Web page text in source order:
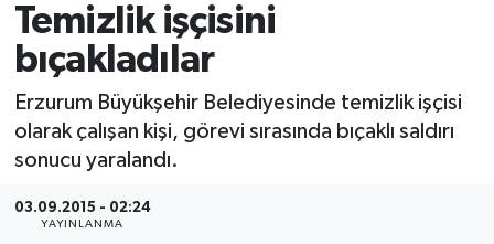
Temizlik işçisini
bıçakladılar
Erzurum Büyükşehir Belediyesinde temizlik işçisi
olarak çalışan kişi, görevi sırasında bıçaklı saldırı
sonucu yaralandı.
03.09.2015 - 02:24
YAYINLANMA
Süper Lig Puan Durumu ve Fikstür
Tüm Manşetler
Son Dakika Haberleri
Haber Arşivi